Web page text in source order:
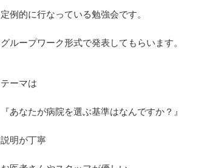
定例的に行なっている勉強会です。
グループワーク形式で発表してもらいます。
テーマは
『あなたが病院を選ぶ基準はなんですか？』
説明が丁寧